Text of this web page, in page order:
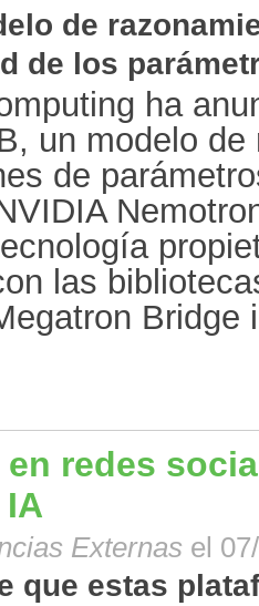
de
de los
ha
un modelo
de
las
Bridge
en redes
Externas el
que estas